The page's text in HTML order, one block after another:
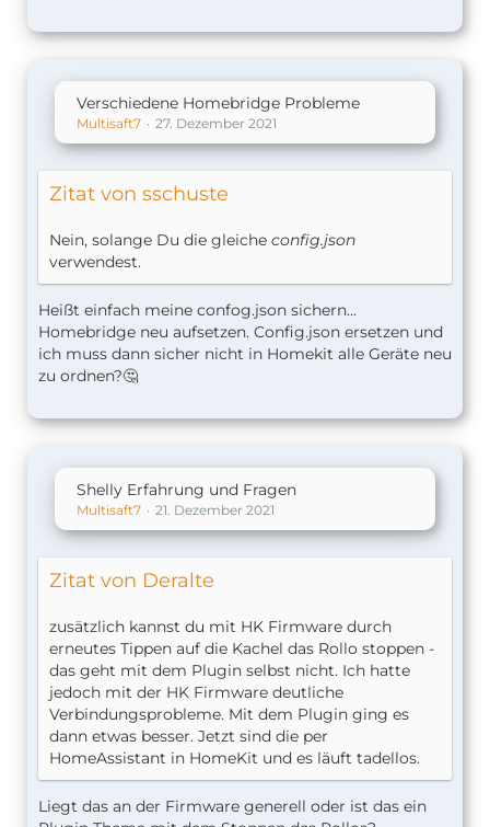
Verschiedene Homebridge Probleme
Multisaft7 27. Dezember 2021
Zitat von sschuste
Nein, solange Du die gleiche config.json
verwendest.
Heißt einfach meine confog.json sichern...
Homebridge neu aufsetzen. Config.json ersetzen und
ich muss dann sicher nicht in Homekit alle Geräte neu
zu ordnen?🤔
Shelly Erfahrung und Fragen
Multisaft7 21. Dezember 2021
Zitat von Deralte
zusätzlich kannst du mit HK Firmware durch
erneutes Tippen auf die Kachel das Rollo stoppen -
das geht mit dem Plugin selbst nicht. Ich hatte
jedoch mit der HK Firmware deutliche
Verbindungsprobleme. Mit dem Plugin ging es
dann etwas besser. Jetzt sind die per
HomeAssistant in HomeKit und es läuft tadellos.
Liegt das an der Firmware generell oder ist das ein